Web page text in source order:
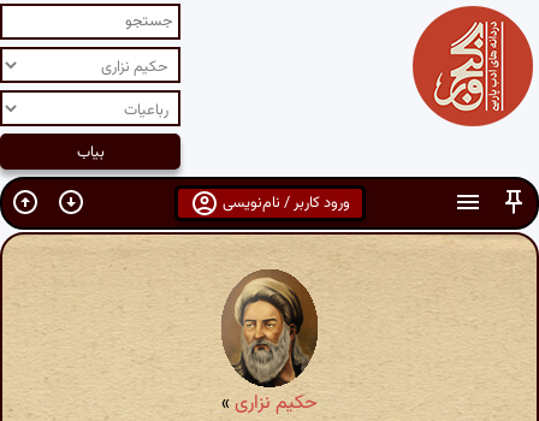
ورود کاربر / نام‌نویسی
حکیم نزاری»